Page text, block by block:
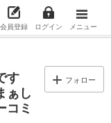
会員登録 ログイン メニュー
す
ぁし
ミ
フォロー